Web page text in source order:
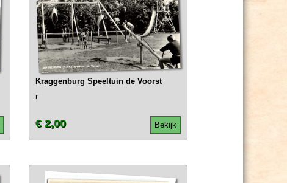
Kraggenburg Speeltuin de Voorst
r
Bekijk
€ 2,00